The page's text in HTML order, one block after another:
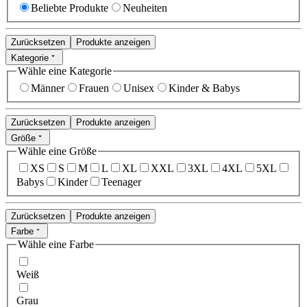
Beliebte Produkte Neuheiten
Zurücksetzen
Produkte anzeigen
Kategorie
Wähle eine Kategorie
Männer
Frauen Unisex Kinder & Babys
Zurücksetzen
Produkte anzeigen
Größe
Wähle eine Größe
XS
S M L XL XXL 3XL 4XL
5XL
Babys
Kinder Teenager
Zurücksetzen
Produkte anzeigen
Farbe
Wähle eine Farbe
Weiß
Grau